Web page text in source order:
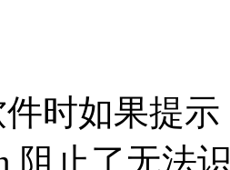
时如果提示
阻止了无法